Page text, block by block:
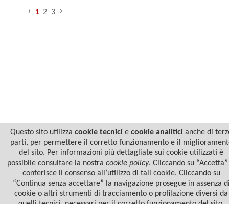
‹ 1 2 3 ›
privacy/cookies
Questo sito utilizza cookie tecnici e cookie analitici anche di
parti, per permettere il corretto funzionamento e il
del sito. Per informazioni più dettagliate sui cookie utilizzati è
possibile consultare la nostra cookie policy. Cliccando su
conferisce il consenso all’utilizzo di tali cookie. Cliccando su
“Continua senza accettare” la navigazione prosegue in assenza
cookie o altri strumenti di tracciamento o profilazione diversi da